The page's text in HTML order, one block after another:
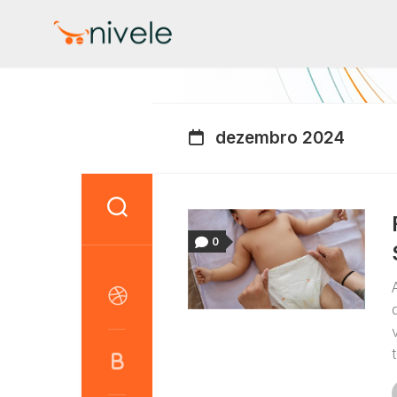
dezembro 2024
0